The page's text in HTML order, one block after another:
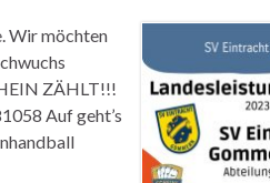
Wir möchten
ZÄHLT!!!
Auf geht’s